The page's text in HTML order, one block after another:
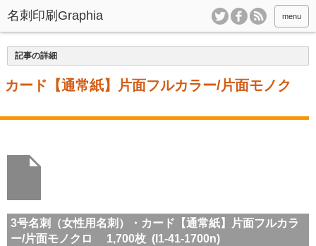
menu
記事の詳細
ード【通常紙】片面フルカラー/片面モノク
3号名刺（女性用名刺）・カード【通常紙】片面フルカラ
ー/片面モノクロ 1,700枚 (l1-41-1700n)